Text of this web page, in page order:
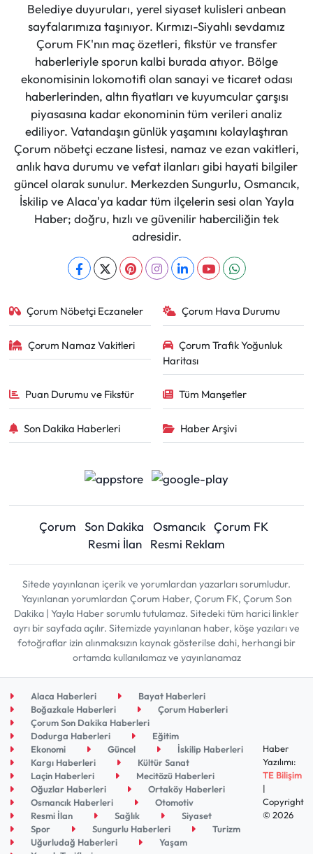
Belediye duyuruları, yerel siyaset kulisleri anbean
sayfalarımıza taşınıyor. Kırmızı-Siyahlı sevdamız
Çorum FK'nın maç özetleri, fikstür ve transfer
haberleriyle sporun kalbi burada atıyor. Bölge
ekonomisinin lokomotifi olan sanayi ve ticaret odası
haberlerinden, altın fiyatları ve kuyumcular çarşısı
piyasasına kadar ekonominin tüm verileri analiz
ediliyor. Vatandaşın günlük yaşamını kolaylaştıran
Çorum nöbetçi eczane listesi, namaz ve ezan vakitleri,
anlık hava durumu ve vefat ilanları gibi hayati bilgiler
güncel olarak sunulur. Merkezden Sungurlu, Osmancık,
İskilip ve Alaca'ya kadar tüm ilçelerin sesi olan Yayla
Haber; doğru, hızlı ve güvenilir haberciliğin tek
adresidir.
Çorum Nöbetçi Eczaneler Çorum Hava Durumu
Çorum Namaz Vakitleri
Çorum Trafik Yoğunluk
Haritası
Puan Durumu ve Fikstür Tüm Manşetler
Son Dakika Haberleri Haber Arşivi
Çorum Son Dakika Osmancık Çorum FK
Resmi İlan
Resmi Reklam
Sitede yayınlanan içerik ve yorumlardan yazarları sorumludur.
Yayınlanan yorumlardan Çorum Haber, Çorum FK, Çorum Son
Dakika | Yayla Haber sorumlu tutulamaz. Sitedeki tüm harici linkler
ayrı bir sayfada açılır. Sitemizde yayınlanan haber, köşe yazıları ve
fotoğraflar izin alınmaksızın kaynak gösterilse dahi, herhangi bir
ortamda kullanılamaz ve yayınlanamaz
Alaca Haberleri
Bayat Haberleri
Boğazkale Haberleri
Çorum Haberleri
Çorum Son Dakika Haberleri
Dodurga Haberleri
Eğitim
Ekonomi
Güncel
İskilip Haberleri
Kargı Haberleri
Kültür Sanat
Laçin Haberleri
Mecitözü Haberleri
Oğuzlar Haberleri
Ortaköy Haberleri
Osmancık Haberleri
Otomotiv
Resmi İlan
Sağlık
Siyaset
Spor
Sungurlu Haberleri
Turizm
Uğurludağ Haberleri
Yaşam
Haber
Yazılımı:
TE Bilişim
|
Copyright
© 2026